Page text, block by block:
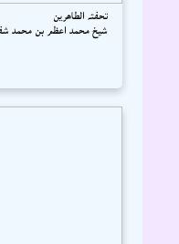
تحفتہ الطاھرين
شيخ محمد اعظم بن محمد